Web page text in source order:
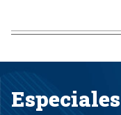
Especiales